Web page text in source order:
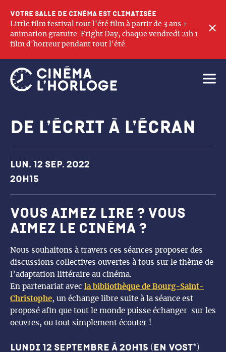
Votre salle de cinéma est climatisée
Little film festival tout l'été film à partir de 3 ans +
animation gratuite. Fright Day, chaque vendredi 21h 1
film d'horreur pendant tout l'été.
De l’écrit à l’écran
Vous aimez lire ? vous
aimez le cinéma ?
Nous souhaitons à travers ces séances proposer des
discussions collectives ouvertes à tous sur le thème de
l’adaptation littéraire au cinéma.
En partenariat avec la bibliothèque de Bourg-Saint-
Christophe, un échange libre suite à la séance est
proposé afin que tout le monde puisse échanger sur les
oeuvres, ou tout simplement écouter !
lundi 12 septembre à 20h15 (en VOST*)
Dates et horaires
Lun. 12 sep. 2022
20h15